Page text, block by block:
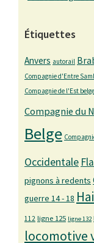
Étiquettes
Anvers autorail
Compagnie d'Entre
Compagnie de l'Est belge
Compagnie du
Belge
Occidentale
pignons à redents
guerre 14 - 18
112 ligne 125 ligne 132
locomotive